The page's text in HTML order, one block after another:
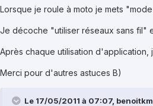
Lorsque je roule à moto je mets
Je décoche "utiliser réseaux sans fil"
Après chaque utilisation
Merci pour d'autres astuces B)
Le 17/05/2011 à 07:07,